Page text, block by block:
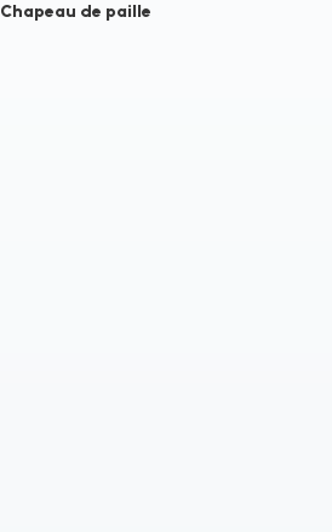
Chapeau de paille